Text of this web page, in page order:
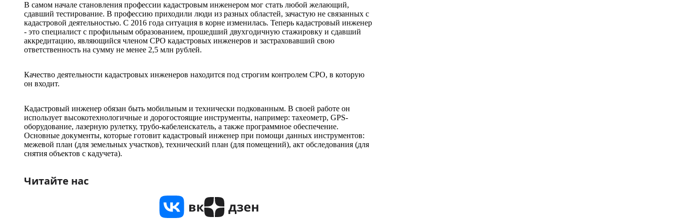
В самом начале становления профессии кадастровым инженером мог стать любой желающий,
сдавший тестирование. В профессию приходили люди из разных областей, зачастую не связанных с
кадастровой деятельностью. С 2016 года ситуация в корне изменилась. Теперь кадастровый инженер
- это специалист с профильным образованием, прошедший двухгодичную стажировку и сдавший
аккредитацию, являющийся членом СРО кадастровых инженеров и застраховавший свою
ответственность на сумму не менее 2,5 млн рублей.
Качество деятельности кадастровых инженеров находится под строгим контролем СРО, в которую
он входит.
Кадастровый инженер обязан быть мобильным и технически подкованным. В своей работе он
использует высокотехнологичные и дорогостоящие инструменты, например: тахеометр, GPS-
оборудование, лазерную рулетку, трубо-кабелеискатель, а также программное обеспечение.
Основные документы, которые готовит кадастровый инженер при помощи данных инструментов:
межевой план (для земельных участков), технический план (для помещений), акт обследования (для
снятия объектов с кадучета).
Читайте нас